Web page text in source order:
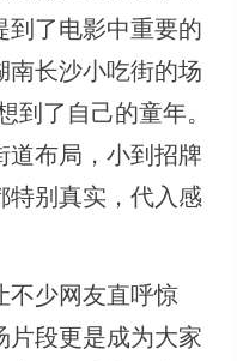
到了电影中重要的
南长沙小吃街的场
到了自己的童年。
道布局，小到招牌
特别真实，代入感
少网友直呼惊
片段更是成为大家